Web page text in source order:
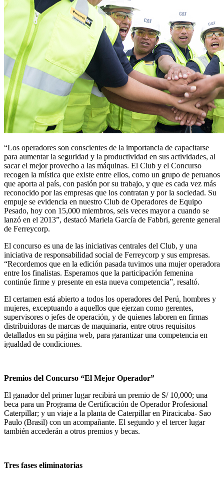
“Los operadores son conscientes de la importancia de capacitarse
para aumentar la seguridad y la productividad en sus actividades, al
sacar el mejor provecho a las máquinas. El Club y el Concurso
recogen la mística que existe entre ellos, como un grupo de peruanos
que aporta al país, con pasión por su trabajo, y que es cada vez más
reconocido por las empresas que los contratan y por la sociedad. Su
empuje se evidencia en nuestro Club de Operadores de Equipo
Pesado, hoy con 15,000 miembros, seis veces mayor a cuando se
lanzó en el 2013”, destacó Mariela García de Fabbri, gerente general
de Ferreycorp.
El concurso es una de las iniciativas centrales del Club, y una
iniciativa de responsabilidad social de Ferreycorp y sus empresas.
“Recordemos que en la edición pasada tuvimos una mujer operadora
entre los finalistas. Esperamos que la participación femenina
continúe firme y presente en esta nueva competencia”, resaltó.
El certamen está abierto a todos los operadores del Perú, hombres y
mujeres, exceptuando a aquellos que ejerzan como gerentes,
supervisores o jefes de operación, y de quienes laboren en firmas
distribuidoras de marcas de maquinaria, entre otros requisitos
detallados en su página web, para garantizar una competencia en
igualdad de condiciones.
Premios del Concurso “El Mejor Operador”
El ganador del primer lugar recibirá un premio de S/ 10,000; una
beca para un Programa de Certificación de Operador Profesional
Caterpillar; y un viaje a la planta de Caterpillar en Piracicaba- Sao
Paulo (Brasil) con un acompañante. El segundo y el tercer lugar
también accederán a otros premios y becas.
Tres fases eliminatorias